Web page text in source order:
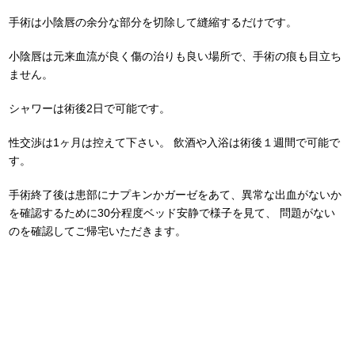
手術は小陰唇の余分な部分を切除して縫縮するだけです。
小陰唇は元来血流が良く傷の治りも良い場所で、手術の痕も目立ち
ません。
シャワーは術後2日で可能です。
性交渉は1ヶ月は控えて下さい。 飲酒や入浴は術後１週間で可能で
す。
手術終了後は患部にナプキンかガーゼをあて、異常な出血がないか
を確認するために30分程度ベッド安静で様子を見て、 問題がない
のを確認してご帰宅いただきます。